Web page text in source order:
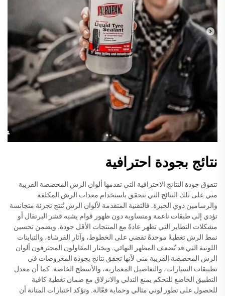
نتائج بجودة احترافية
تتفوق جودة النتائج الاحترافية التي تقدمها ألوان الرش المخصصة القريبة
مني على تلك النتائج التي تتحقق باستخدام معدات الرش المكلفة
والرسامين ذوي الخبرة. فالتقنية المتقدمة لألوان الرش تُنتج تجزئة متجانسة
تؤدي إلى طبقات ناعمة ومتساوية دون ظهور قوام يشبه قشر البرتقال أو
مشكلات التطاير التي تظهر عادةً مع المنتجات الأقل جودة. ويضمن تحسين
نمط الرش تغطيةً موحدةً تقضي على الخطوط، وآثار الفرشاة، والتباينات
اللونية التي قد تُضعف المظهر النهائي. ويختار المقاولون المحترفون ألوان
الرش المخصصة القريبة مني لأنها تحقق نتائج بجودة المعروضات في
تطبيقات السيارات، والتفاصيل المعمارية، والأسطح الخاصة. كما أن معدل
التطبيق الخاضع للتحكم يمنع التدلي والانزلاق مع ضمان تغطية كافية
للحصول على تطور لوني مثالي وحماية فعّالة. وتؤكد اختبارات المتانة أن